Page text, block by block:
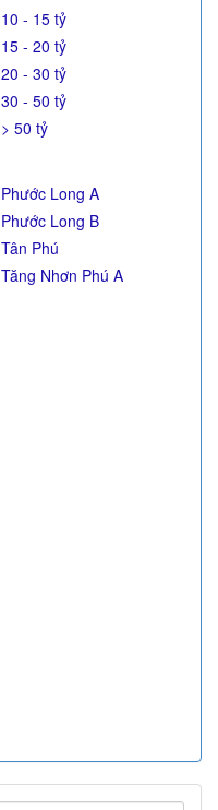
10 - 15 tỷ
15 - 20 tỷ
20 - 30 tỷ
30 - 50 tỷ
> 50 tỷ
Phước Long A
Phước Long B
Tân Phú
Tăng Nhơn Phú A